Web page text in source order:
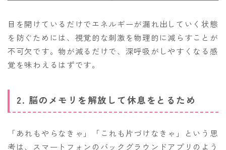
目を開けているだけでエネルギーが漏れ出していく状態
を防ぐためには、視覚的な刺激を物理的に減らすことが
不可欠です。物が減るだけで、深呼吸がしやすくなる感
覚を味わえるはずです。
2. 脳のメモリを解放して休息をとるため
「あれもやらなきゃ」「これも片づけなきゃ」という思
考は、スマートフォンのバックグラウンドアプリのよう